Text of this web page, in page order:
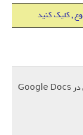
, کلیک کنید